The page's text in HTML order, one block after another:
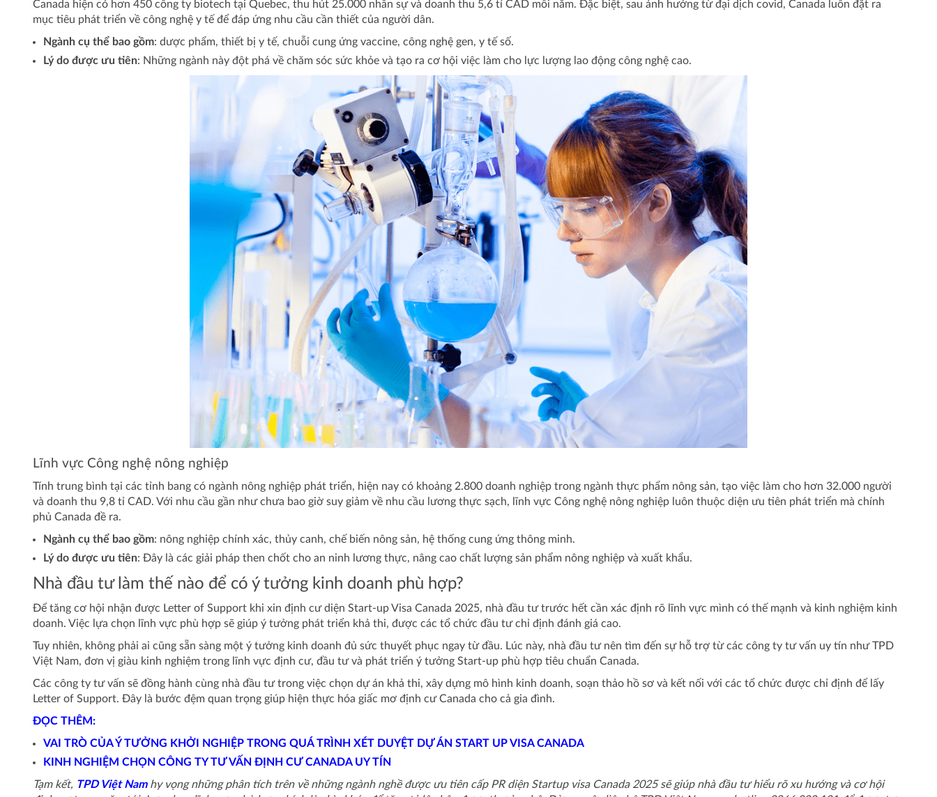
Canada hiện có hơn 450 công ty biotech tại Quebec, thu hút 25.000 nhân sự và doanh thu 5,6 tỉ CAD mỗi năm. Đặc biệt, sau ảnh hưởng từ đại dịch covid, Canada luôn đặt ra
mục tiêu phát triển về công nghệ y tế để đáp ứng nhu cầu cần thiết của người dân.
Ngành cụ thể bao gồm: dược phẩm, thiết bị y tế, chuỗi cung ứng vaccine, công nghệ gen, y tế số.
Lý do được ưu tiên: Những ngành này đột phá về chăm sóc sức khỏe và tạo ra cơ hội việc làm cho lực lượng lao động công nghệ cao.
Lĩnh vực Công nghệ nông nghiệp
Tính trung bình tại các tỉnh bang có ngành nông nghiệp phát triển, hiện nay có khoảng 2.800 doanh nghiệp trong ngành thực phẩm nông sản, tạo việc làm cho hơn 32.000 người
và doanh thu 9,8 tỉ CAD. Với nhu cầu gần như chưa bao giờ suy giảm về nhu cầu lương thực sạch, lĩnh vực Công nghệ nông nghiệp luôn thuộc diện ưu tiên phát triển mà chính
phủ Canada đề ra.
Ngành cụ thể bao gồm: nông nghiệp chính xác, thủy canh, chế biến nông sản, hệ thống cung ứng thông minh.
Lý do được ưu tiên: Đây là các giải pháp then chốt cho an ninh lương thực, nâng cao chất lượng sản phẩm nông nghiệp và xuất khẩu.
Nhà đầu tư làm thế nào để có ý tưởng kinh doanh phù hợp?
Để tăng cơ hội nhận được Letter of Support khi xin định cư diện Start-up Visa Canada 2025, nhà đầu tư trước hết cần xác định rõ lĩnh vực mình có thế mạnh và kinh nghiệm kinh
doanh. Việc lựa chọn lĩnh vực phù hợp sẽ giúp ý tưởng phát triển khả thi, được các tổ chức đầu tư chỉ định đánh giá cao.
Tuy nhiên, không phải ai cũng sẵn sàng một ý tưởng kinh doanh đủ sức thuyết phục ngay từ đầu. Lúc này, nhà đầu tư nên tìm đến sự hỗ trợ từ các công ty tư vấn uy tín như TPD
Việt Nam, đơn vị giàu kinh nghiệm trong lĩnh vực định cư, đầu tư và phát triển ý tưởng Start-up phù hợp tiêu chuẩn Canada.
Các công ty tư vấn sẽ đồng hành cùng nhà đầu tư trong việc chọn dự án khả thi, xây dựng mô hình kinh doanh, soạn thảo hồ sơ và kết nối với các tổ chức được chỉ định để lấy
Letter of Support. Đây là bước đệm quan trọng giúp hiện thực hóa giấc mơ định cư Canada cho cả gia đình.
ĐỌC THÊM:
VAI TRÒ CỦA Ý TƯỞNG KHỞI NGHIỆP TRONG QUÁ TRÌNH XÉT DUYỆT DỰ ÁN START UP VISA CANADA
KINH NGHIỆM CHỌN CÔNG TY TƯ VẤN ĐỊNH CƯ CANADA UY TÍN
Tạm kết, TPD Việt Namhy vọng những phân tích trên về những ngành nghề được ưu tiên cấp PR diện Startup visa Canada 2025 sẽ giúp nhà đầu tư hiểu rõ xu hướng và cơ hội